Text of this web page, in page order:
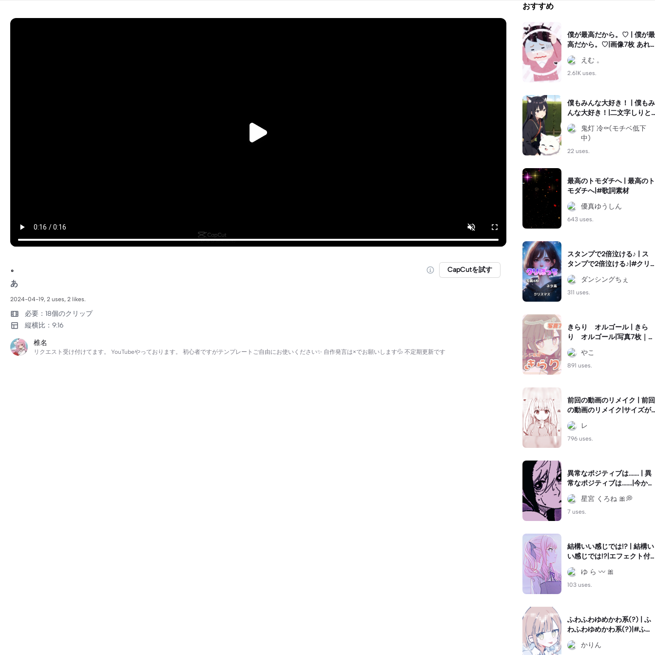
。 CapCutを試す
あ
2024-04-19, 2 uses, 2 likes.
必要：18個のクリップ
縦横比：9:16
椎名
リクエスト受け付けてます。 YouTubeやっております。 初心者ですがテンプレートご自由にお使いください✨ 自作発言は×でお願いします💦 不定期更新です
おすすめ
僕が最高だから。♡ | 僕が最
高だから。♡|画像7枚 あれ
ば作れます!! #推し動画 #推
し紹介にどうぞ #ぜひ使っ
てみてね
えむ 。
2.61K uses.
僕もみんな大好き！ | 僕もみ
んな大好き！|二文字しりと
り
鬼灯 冷⚰️(モチベ低下
中)
22 uses.
最高のトモダチへ | 最高のト
モダチへ|#歌詞素材
優真ゆうしん
643 uses.
スタンプで2倍泣ける♪ | ス
タンプで2倍泣ける♪|#クリ
スマスネタ #クリぼっち #
ネタ系ダンシングちぇ
311 uses.
きらり オルゴール | きら
り オルゴール|写真7枚｜オ
レンジ系統のオルゴール音
ハメ🧡｜#可愛い#音ハメ#
テンプレ
やこ
891 uses.
前回の動画のリメイク | 前回
の動画のリメイク|サイズが
おかしくなっていたのでや
りなおしました。#リメイク
#うーうーうまうま
レ
796 uses.
異常なポジティブは....... | 異
常なポジティブは.......|今から
リクエストのやつ沢山作っ
てくる！！！☺💓みんな応
援して欲しいなぁ、！！！
星宮 くろね 🎀💭
7 uses.
結構いい感じでは!? | 結構い
い感じでは!?|エフェクト付
けすぎたことを反省してい
ますが、後悔はしてません
☆ #キフレ振動#暁山瑞希#
ゆ ら 〰 🎀
103 uses.
ふわふわゆめかわ系(?) | ふ
わふわゆめかわ系(?)|#ふわ
ふわ系#ゆめかわ系
かりん